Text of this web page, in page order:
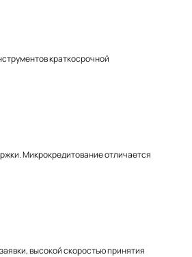
краткосрочной
Микрокредитование отличается
высокой скоростью принятия